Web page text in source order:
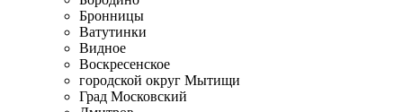
Бронницы
Ватутинки
Видное
Воскресенское
городской округ Мытищи
Град Московский